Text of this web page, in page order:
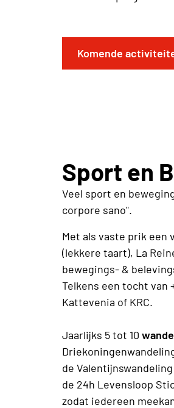
Komende
Sport en
Veel sport en
corpore sano".
Met als vaste prik een
(lekkere taart), La
bewegings- &
Telkens een tocht van
Kattevenia of KRC.
Jaarlijks 5 tot 10
de
de 24h Levensloop
zodat iedereen